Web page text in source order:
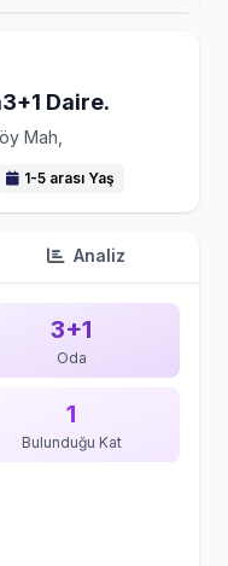
Daire.
Mah,
1-5 arası Yaş
Analiz
3+1
Oda
1
Bulunduğu Kat